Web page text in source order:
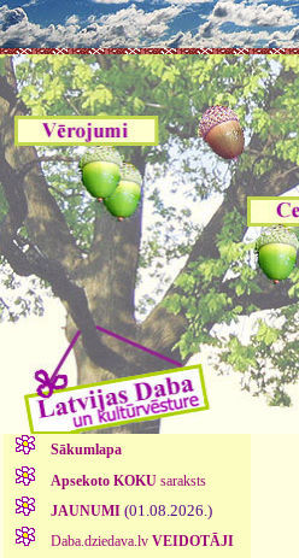
Sākumlapa
Apsekoto KOKUsaraksts
JAUNUMI (01.08.2026.)
Daba.dziedava.lv VEIDOTĀJI